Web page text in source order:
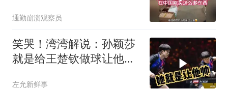
通勤崩溃观察员
笑哭！湾湾解说：孙颖莎
就是给王楚钦做球让他帅
左允新鲜事